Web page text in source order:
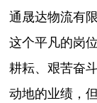
通晟达物流有
这个平凡的岗
耕耘、艰苦奋
动地的业绩，